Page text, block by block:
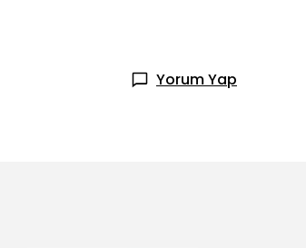
Yorum Yap